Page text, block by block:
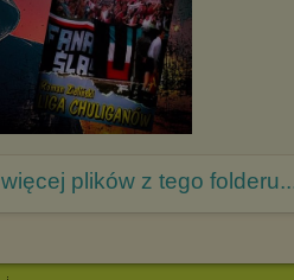
więcej plików z tego